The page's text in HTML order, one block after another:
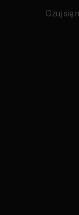
Czuj się